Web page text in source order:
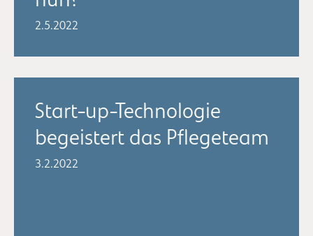
2.5.2022
Start-up-Technologie
begeistert das Pflegeteam
3.2.2022